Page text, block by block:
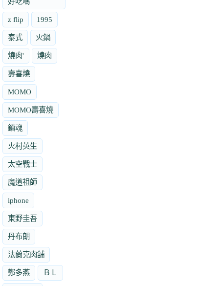
z flip 1995
泰式 火鍋
燒肉' 燒肉
壽喜燒
MOMO
MOMO壽喜燒
鎮魂
火村英生
太空戰士
魔道祖師
iphone
東野圭吾
丹布朗
法蘭克肉舖
鄭多燕 ＢＬ